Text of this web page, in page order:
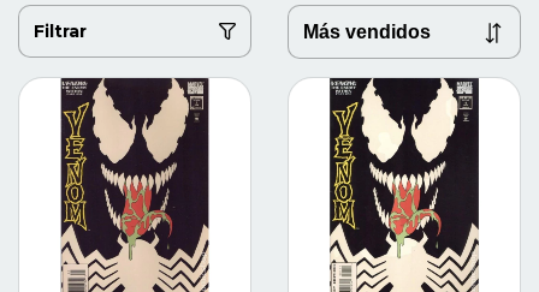
Filtrar